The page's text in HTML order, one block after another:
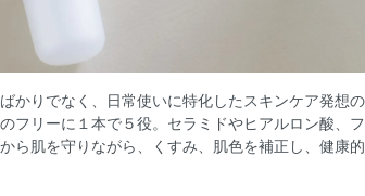
かりでなく、日常使いに特化したスキンケア発想
フリーに１本で５役。セラミドやヒアルロン酸、
ら肌を守りながら、くすみ、肌色を補正し、健康